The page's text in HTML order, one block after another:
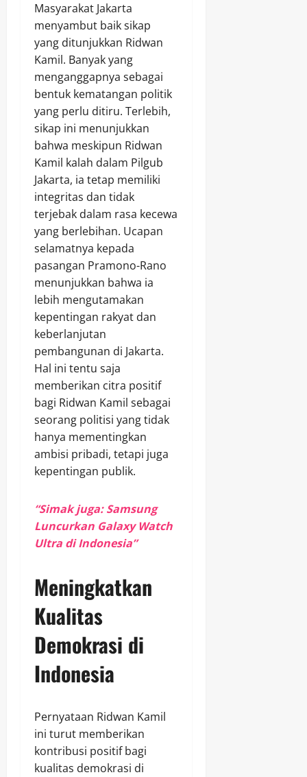
Masyarakat Jakarta
menyambut baik sikap
yang ditunjukkan Ridwan
Kamil. Banyak yang
menganggapnya sebagai
bentuk kematangan politik
yang perlu ditiru. Terlebih,
sikap ini menunjukkan
bahwa meskipun Ridwan
Kamil kalah dalam Pilgub
Jakarta, ia tetap memiliki
integritas dan tidak
terjebak dalam rasa kecewa
yang berlebihan. Ucapan
selamatnya kepada
pasangan Pramono-Rano
menunjukkan bahwa ia
lebih mengutamakan
kepentingan rakyat dan
keberlanjutan
pembangunan di Jakarta.
Hal ini tentu saja
memberikan citra positif
bagi Ridwan Kamil sebagai
seorang politisi yang tidak
hanya mementingkan
ambisi pribadi, tetapi juga
kepentingan publik.
“Simak juga: Samsung
Luncurkan Galaxy Watch
Ultra di Indonesia”
Meningkatkan
Kualitas
Demokrasi di
Indonesia
Pernyataan Ridwan Kamil
ini turut memberikan
kontribusi positif bagi
kualitas demokrasi di